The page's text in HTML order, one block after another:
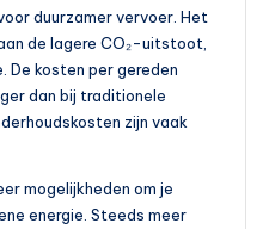
duurzamer vervoer. Het
de lagere CO₂-uitstoot,
De kosten per gereden
dan bij traditionele
zijn vaak
mogelijkheden om je
energie. Steeds meer